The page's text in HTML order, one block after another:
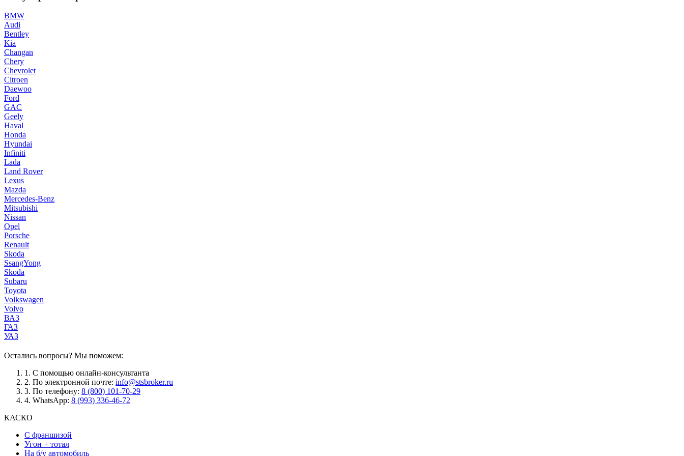
BMW
Audi
Bentley
Kia
Changan
Chery
Chevrolet
Citroen
Daewoo
Ford
GAC
Geely
Haval
Honda
Hyundai
Infiniti
Lada
Land Rover
Lexus
Mazda
Mercedes-Benz
Mitsubishi
Nissan
Opel
Porsche
Renault
Skoda
SsangYong
Skoda
Subaru
Toyota
Volkswagen
Volvo
ВАЗ
ГАЗ
УАЗ
Остались вопросы? Мы поможем:
1. С помощью онлайн-консультанта
2. По электронной почте: info@stsbroker.ru
3. По телефону: 8 (800) 101-70-29
4. WhatsApp: 8 (993) 336-46-72
КАСКО
С франшизой
Угон + тотал
На б/у автомобиль